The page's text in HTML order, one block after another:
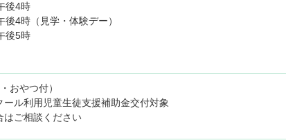
後4時
4時（見学・体験デー）
後5時
おやつ付）
ル利用児童生徒支援補助金交付対象
はご相談ください